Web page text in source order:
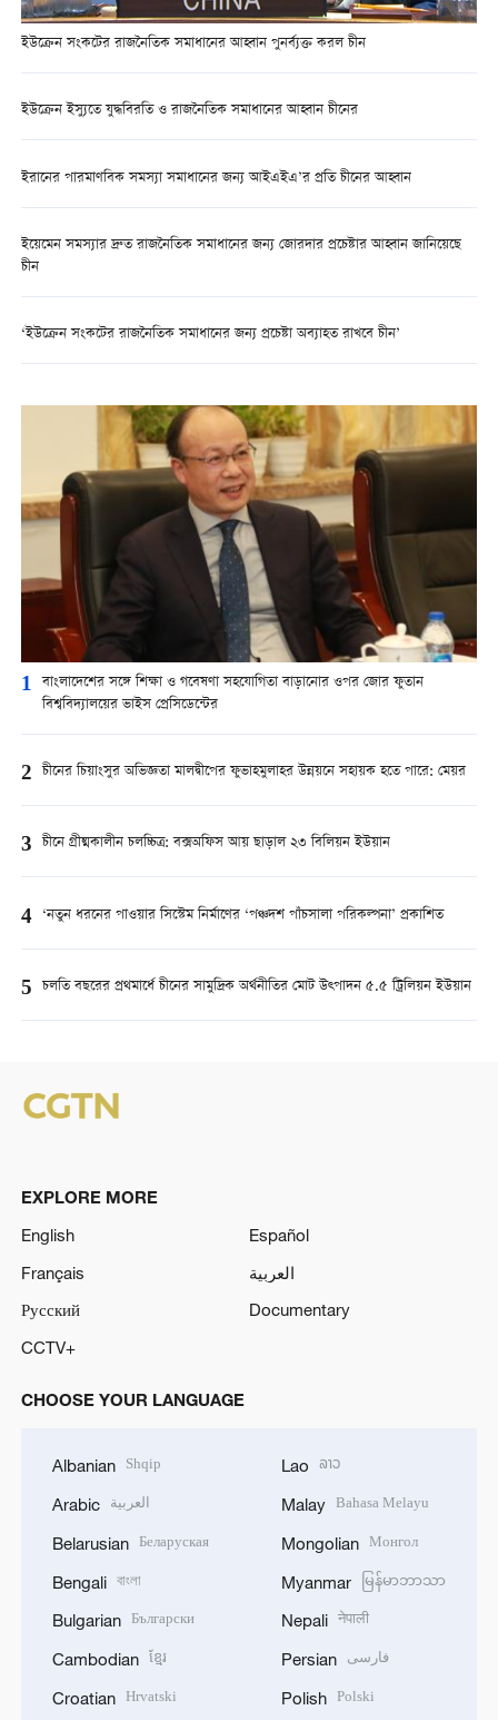
ইউক্রেন সংকটের রাজনৈতিক সমাধানের আহ্বান পুনর্ব্যক্ত করল চীন
ইউক্রেন ইস্যুতে যুদ্ধবিরতি ও রাজনৈতিক সমাধানের আহ্বান চীনের
ইরানের পারমাণবিক সমস্যা সমাধানের জন্য আইএইএ’র প্রতি চীনের আহ্বান
ইয়েমেন সমস্যার দ্রুত রাজনৈতিক সমাধানের জন্য জোরদার প্রচেষ্টার আহ্বান জানিয়েছে
চীন
‘ইউক্রেন সংকটের রাজনৈতিক সমাধানের জন্য প্রচেষ্টা অব্যাহত রাখবে চীন’
1 বাংলাদেশের সঙ্গে শিক্ষা ও গবেষণা সহযোগিতা বাড়ানোর ওপর জোর ফুতান
বিশ্ববিদ্যালয়ের ভাইস প্রেসিডেন্টের
2 চীনের চিয়াংসুর অভিজ্ঞতা মালদ্বীপের ফুভাহমুলাহর উন্নয়নে সহায়ক হতে পারে: মেয়র
3 চীনে গ্রীষ্মকালীন চলচ্চিত্র: বক্সঅফিস আয় ছাড়াল ২৩ বিলিয়ন ইউয়ান
4 ‘নতুন ধরনের পাওয়ার সিস্টেম নির্মাণের ‘পঞ্চদশ পাঁচসালা পরিকল্পনা’ প্রকাশিত
5 চলতি বছরের প্রথমার্ধে চীনের সামুদ্রিক অর্থনীতির মোট উত্পাদন ৫.৫ ট্রিলিয়ন ইউয়ান
EXPLORE MORE
English
Español
Français
العربية
Русский
Documentary
CCTV+
CHOOSE YOUR LANGUAGE
Albanian Shqip
Arabic العربية
Belarusian Беларуская
Bengali বাংলা
Bulgarian Български
Cambodian ខ្មែរ
Croatian Hrvatski
Lao ລາວ
Malay Bahasa Melayu
Mongolian Монгол
Myanmar မြန်မာဘာသာ
Nepali नेपाली
Persian فارسی
Polish Polski